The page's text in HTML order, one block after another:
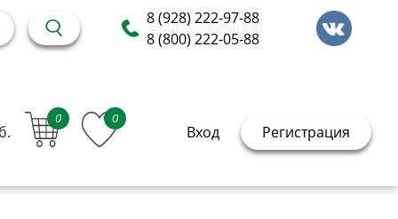
8 (928) 222-97-88
8 (800) 222-05-88
0 0
Вход Регистрация